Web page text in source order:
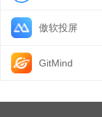
傲软投屏
GitMind